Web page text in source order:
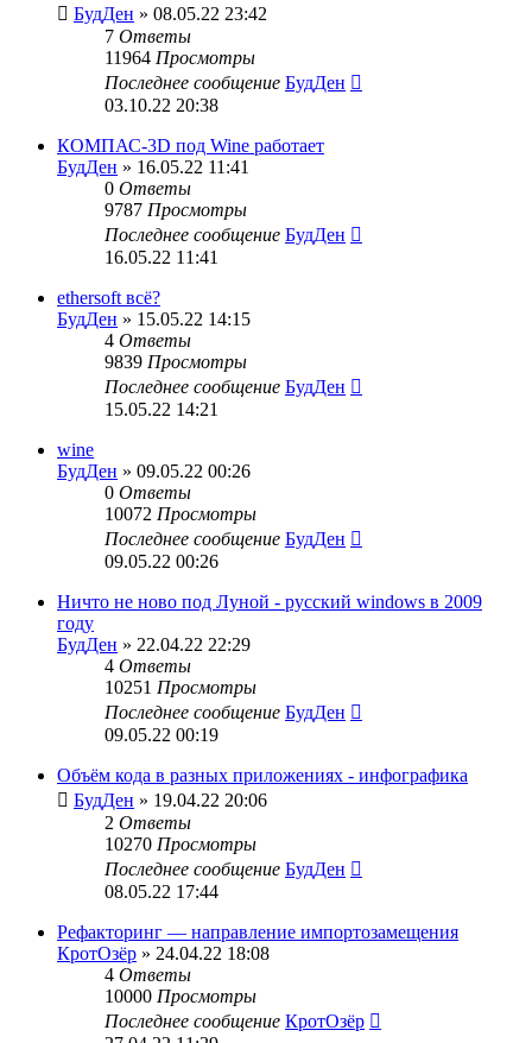
БудДен » 08.05.22 23:42
7 Ответы
11964 Просмотры
Последнее сообщение БудДен
03.10.22 20:38
КОМПАС-3D под Wine работает
БудДен » 16.05.22 11:41
0 Ответы
9787 Просмотры
Последнее сообщение БудДен
16.05.22 11:41
ethersoft всё?
БудДен » 15.05.22 14:15
4 Ответы
9839 Просмотры
Последнее сообщение БудДен
15.05.22 14:21
wine
БудДен » 09.05.22 00:26
0 Ответы
10072 Просмотры
Последнее сообщение БудДен
09.05.22 00:26
Ничто не ново под Луной - русский windows в 2009
году
БудДен » 22.04.22 22:29
4 Ответы
10251 Просмотры
Последнее сообщение БудДен
09.05.22 00:19
Объём кода в разных приложениях - инфографика
БудДен » 19.04.22 20:06
2 Ответы
10270 Просмотры
Последнее сообщение БудДен
08.05.22 17:44
Рефакторинг — направление импортозамещения
КротОзёр » 24.04.22 18:08
4 Ответы
10000 Просмотры
Последнее сообщение КротОзёр